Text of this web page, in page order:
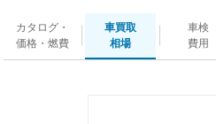
カタログ・
価格・燃費
車買取
相場
車検
費用